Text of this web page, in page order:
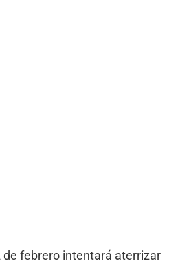
de febrero intentará aterrizar